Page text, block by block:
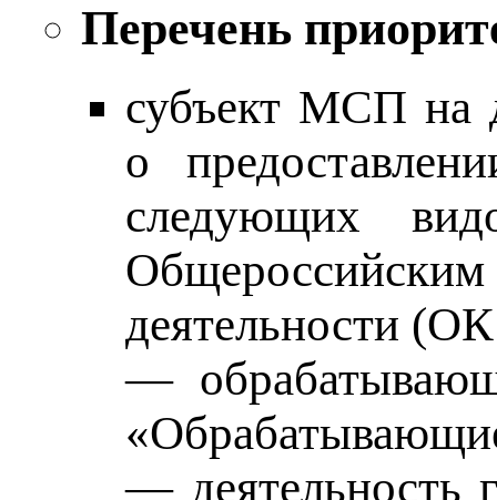
Перечень
субъект МСП на
о
следующих
Общероссийским
деятельности
—
— деятельность